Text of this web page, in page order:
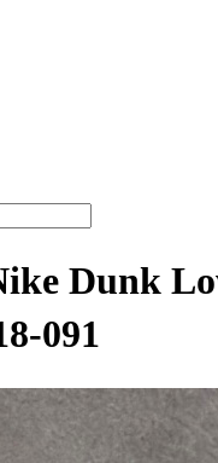
Dunk
091